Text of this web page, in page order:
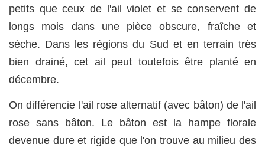
petits que ceux de l'ail violet et se conservent de
longs mois dans une pièce obscure, fraîche et
sèche. Dans les régions du Sud et en terrain très
bien drainé, cet ail peut toutefois être planté en
décembre.
On différencie l'ail rose alternatif (avec bâton) de l'ail
rose sans bâton. Le bâton est la hampe florale
devenue dure et rigide que l'on trouve au milieu des